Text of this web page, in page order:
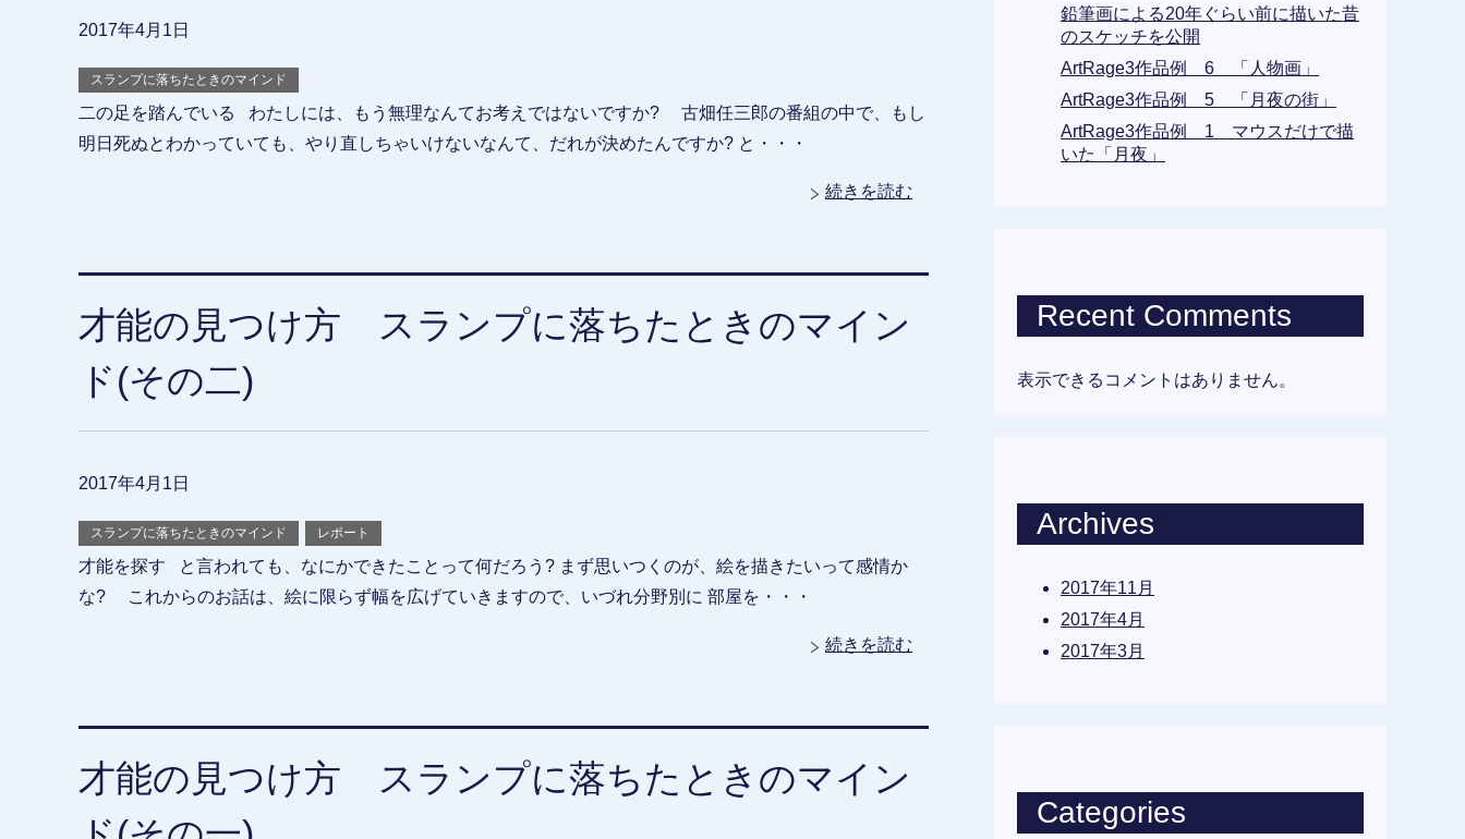
2017年4月1日
スランプに落ちたときのマインド
二の足を踏んでいる わたしには、もう無理なんてお考えではないですか? 古畑任三郎の番組の中で、もし
明日死ぬとわかっていても、やり直しちゃいけないなんて、だれが決めたんですか? と・・・
続きを読む
才能の見つけ方 スランプに落ちたときのマイン
ド(その二)
2017年4月1日
スランプに落ちたときのマインド レポート
才能を探す と言われても、なにかできたことって何だろう? まず思いつくのが、絵を描きたいって感情か
な? これからのお話は、絵に限らず幅を広げていきますので、いづれ分野別に 部屋を・・・
続きを読む
才能の見つけ方 スランプに落ちたときのマイン
鉛筆画による20年ぐらい前に描いた昔
のスケッチを公開
ArtRage3作品例 6 「人物画」
ArtRage3作品例 5 「月夜の街」
ArtRage3作品例 1 マウスだけで描
いた「月夜」
Recent Comments
表示できるコメントはありません。
Archives
2017年11月
2017年4月
2017年3月
Categories